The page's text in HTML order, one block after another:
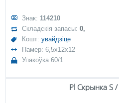
Знак: 114210
Складскія запасы:0,
Кошт:увайдзіце
Памер: 6,5x12x12
Упакоўка 60/1
Pl Скрынка S